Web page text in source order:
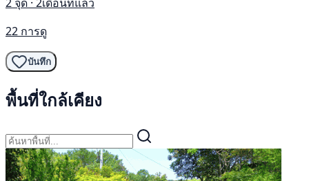
22 การดู
บันทึก
พื้นที่ใกล้เคียง